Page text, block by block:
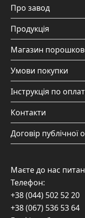
k
a
m
Про завод
Продукція
Магазин
Умови покупки
Інструкція по
Контакти
Договір публічної
Маєте до нас
Телефон:
+38 (044) 502 52 20
+38 (067) 536 53 64